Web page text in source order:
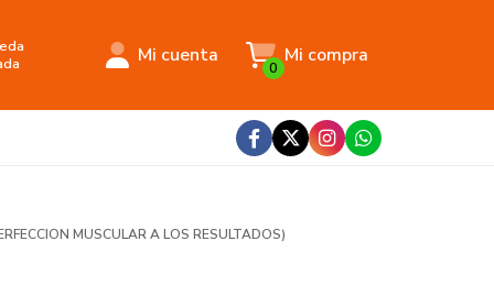
Mi cuenta Mi compra
0
MUSCULAR A LOS RESULTADOS)